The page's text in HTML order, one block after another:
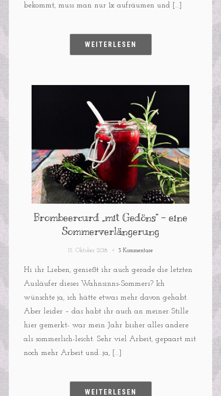
bekommt, muss man nur 1x aufräumen und […]
WEITERLESEN
Brombeercurd „mit Gedöns“ – eine
Sommerverlängerung
15. Oktober 2018 3 Kommentare
Hi ihr Lieben, genießt ihr auch gerade die letzten
Ausläufer dieses Wahnsinns-Sommers? Ich
wünschte ja, ich hätte etwas mehr davon gehabt.
Aber leider – das habt ihr auch an meiner Stille
hier gemerkt- war mein Jahr bisher alles andere
als sommerlich-leicht. Sehr viel Arbeit, gepaart mit
noch mehr Arbeit und…ja, […]
WEITERLESEN